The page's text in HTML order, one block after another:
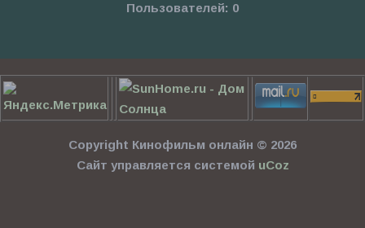
Пользователей: 0
Copyright Кинофильм онлайн © 2026
Сайт управляется системой uCoz